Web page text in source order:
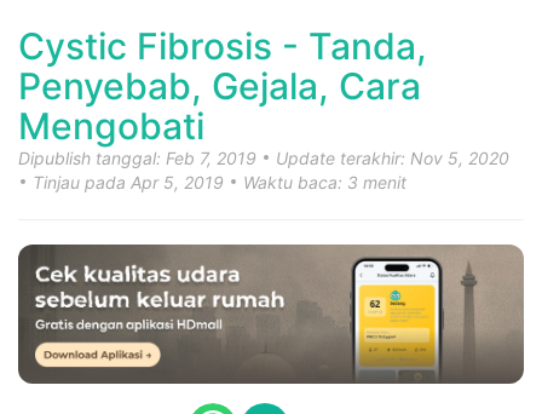
Cystic Fibrosis - Tanda,
Penyebab, Gejala, Cara
Mengobati
Dipublish tanggal: Feb 7, 2019
Update terakhir: Nov 5, 2020
Tinjau pada Apr 5, 2019
Waktu baca: 3 menit